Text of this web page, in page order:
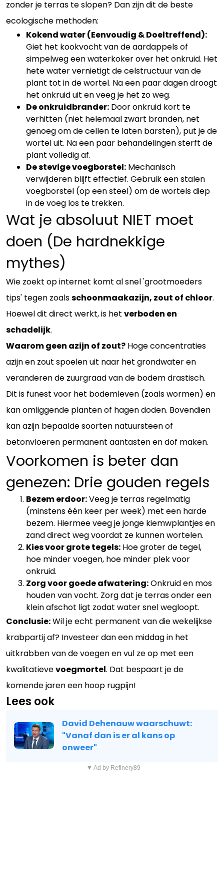
zonder je terras te slopen? Dan zijn dit de beste
ecologische methoden:
Kokend water (Eenvoudig & Doeltreffend):
Giet het kookvocht van de aardappels of
simpelweg een waterkoker over het onkruid. Het
hete water vernietigt de celstructuur van de
plant tot in de wortel. Na een paar dagen droogt
het onkruid uit en veeg je het zo weg.
De onkruidbrander: Door onkruid kort te
verhitten (niet helemaal zwart branden, net
genoeg om de cellen te laten barsten), put je de
wortel uit. Na een paar behandelingen sterft de
plant volledig af.
De stevige voegborstel: Mechanisch
verwijderen blijft effectief. Gebruik een stalen
voegborstel (op een steel) om de wortels diep
in de voeg los te trekken.
Wat je absoluut NIET moet
doen (De hardnekkige
mythes)
Wie zoekt op internet komt al snel 'grootmoeders
tips' tegen zoalsschoonmaakazijn, zout of chloor.
Hoewel dit direct werkt, is het verboden en
schadelijk.
Waarom geen azijn of zout? Hoge concentraties
azijn en zout spoelen uit naar het grondwater en
veranderen de zuurgraad van de bodem drastisch.
Dit is funest voor het bodemleven (zoals wormen) en
kan omliggende planten of hagen doden. Bovendien
kan azijn bepaalde soorten natuursteen of
betonvloeren permanent aantasten en dof maken.
Voorkomen is beter dan
genezen: Drie gouden regels
Bezem erdoor:Veeg je terras regelmatig
(minstens één keer per week) met een harde
bezem. Hiermee veeg je jonge kiemwplantjes en
zand direct weg voordat ze kunnen wortelen.
Kies voor grote tegels: Hoe groter de tegel,
hoe minder voegen, hoe minder plek voor
onkruid.
Zorg voor goede afwatering:Onkruid en mos
houden van vocht. Zorg dat je terras onder een
klein afschot ligt zodat water snel wegloopt.
Conclusie:Wil je echt permanent van die wekelijkse
krabpartij af? Investeer dan een middag in het
uitkrabben van de voegen en vul ze op met een
kwalitatievevoegmortel. Dat bespaart je de
komende jaren een hoop rugpijn!
Lees ook
David Dehenauw waarschuwt:
"Vanaf dan is er al kans op
onweer"
▼ Ad by Refinery89